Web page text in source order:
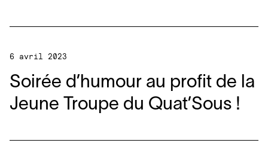
6 avril 2023
Soirée d’humour au profit de la
Jeune Troupe du Quat’Sous !